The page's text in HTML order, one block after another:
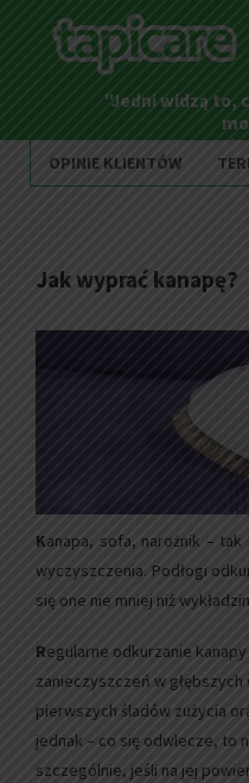
"Jedni widzą to,
Inni to
OPINIE KLIENTÓW
Jak wyprać kanapę?
Kanapa, sofa, narożnik –
wyczyszczenia. Podłogi
się one nie mniej niż
Regularne odkurzanie
zanieczyszczeń w
pierwszych śladów zużycia
jednak – co się odwlecze, to
szczególnie, jeśli na jej